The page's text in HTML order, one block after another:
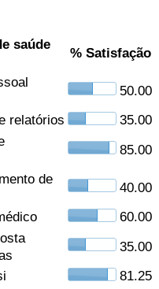
saúde
% Satisfação
50.00
relatórios
35.00
85.00
de
40.00
60.00
35.00
81.25